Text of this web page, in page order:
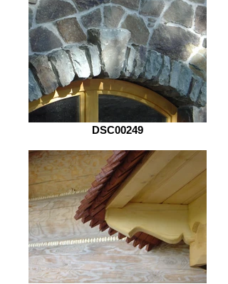
DSC00249